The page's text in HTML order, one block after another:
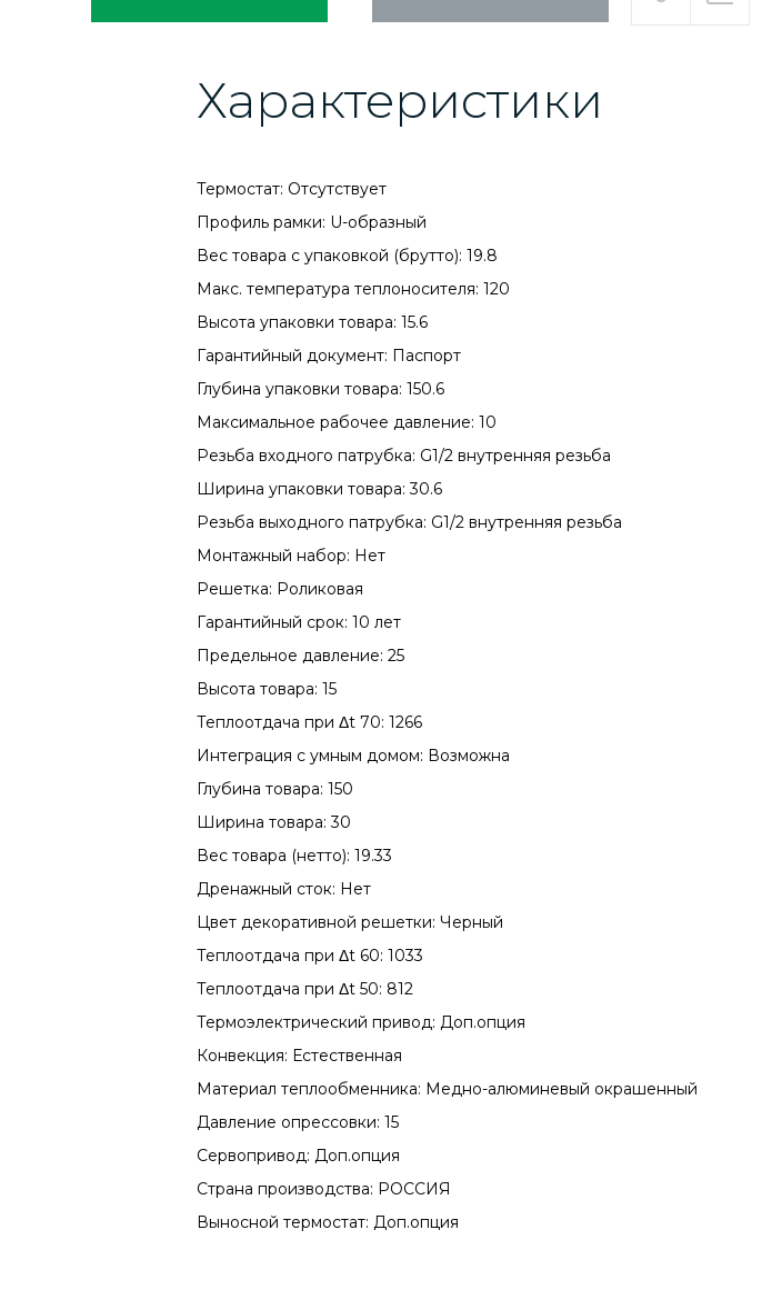
Характеристики
Термостат: Отсутствует
Профиль рамки: U-образный
Вес товара с упаковкой (брутто): 19.8
Макс. температура теплоносителя: 120
Высота упаковки товара: 15.6
Гарантийный документ: Паспорт
Глубина упаковки товара: 150.6
Максимальное рабочее давление: 10
Резьба входного патрубка: G1/2 внутренняя резьба
Ширина упаковки товара: 30.6
Резьба выходного патрубка: G1/2 внутренняя резьба
Монтажный набор: Нет
Решетка: Роликовая
Гарантийный срок: 10 лет
Предельное давление: 25
Высота товара: 15
Теплоотдача при Δt 70: 1266
Интеграция с умным домом: Возможна
Глубина товара: 150
Ширина товара: 30
Вес товара (нетто): 19.33
Дренажный сток: Нет
Цвет декоративной решетки: Черный
Теплоотдача при Δt 60: 1033
Теплоотдача при Δt 50: 812
Термоэлектрический привод: Доп.опция
Конвекция: Естественная
Материал теплообменника: Медно-алюминевый окрашенный
Давление опрессовки: 15
Сервопривод: Доп.опция
Страна производства: РОССИЯ
Выносной термостат: Доп.опция